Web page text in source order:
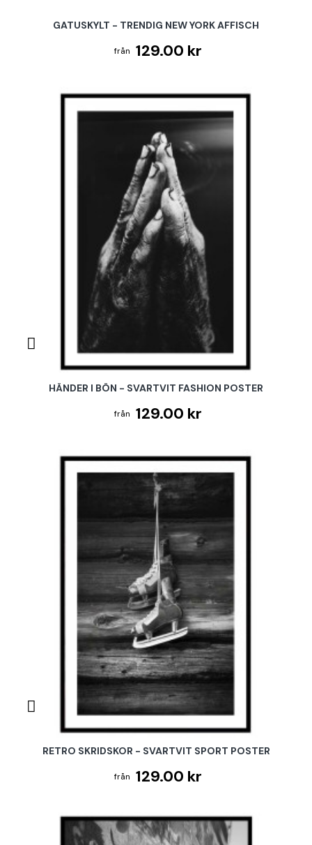
GATUSKYLT - TRENDIG NEW YORK AFFISCH
129.00 kr
HÄNDER I BÖN - SVARTVIT FASHION POSTER
129.00 kr
RETRO SKRIDSKOR - SVARTVIT SPORT POSTER
129.00 kr